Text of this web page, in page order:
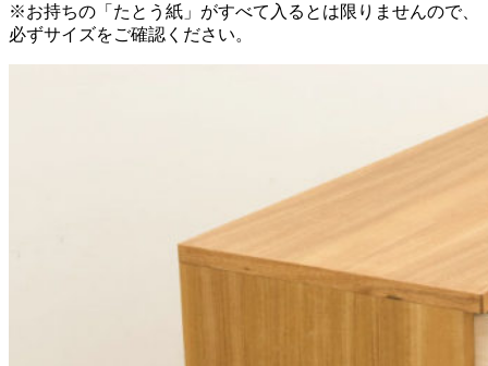
※お持ちの「たとう紙」がすべて入るとは限りませんので、
必ずサイズをご確認ください。